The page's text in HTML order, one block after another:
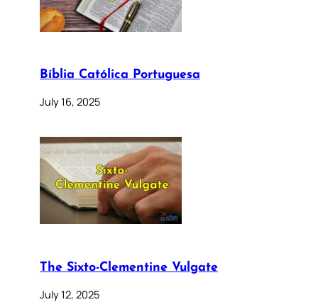
Bíblia Católica Portuguesa
July 16, 2025
The Sixto-Clementine Vulgate
July 12, 2025